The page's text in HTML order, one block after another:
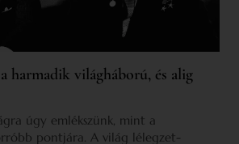
harmadik világháború, és alig
úgy emlékszünk, mint a
pontjára. A világ lélegzet-